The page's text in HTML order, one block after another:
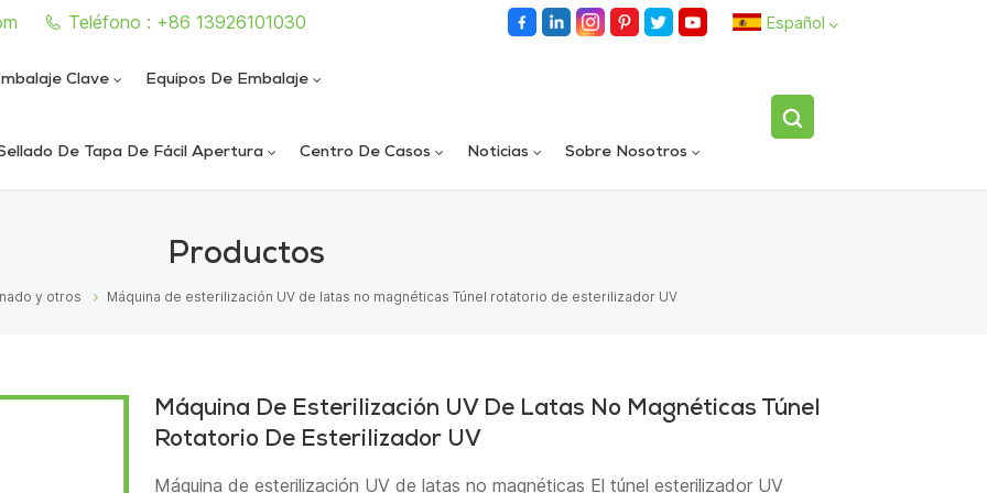
Teléfono : +86 13926101030 Español
Clave Equipos De Embalaje
De Tapa De Fácil Apertura Centro De Casos Noticias Sobre Nosotros
Productos
y otros Máquina de esterilización UV de latas no magnéticas Túnel rotatorio de esterilizador UV
Máquina De Esterilización UV De Latas No Magnéticas Túnel
Rotatorio De Esterilizador UV
Máquina de esterilización UV de latas no magnéticas El túnel esterilizador UV